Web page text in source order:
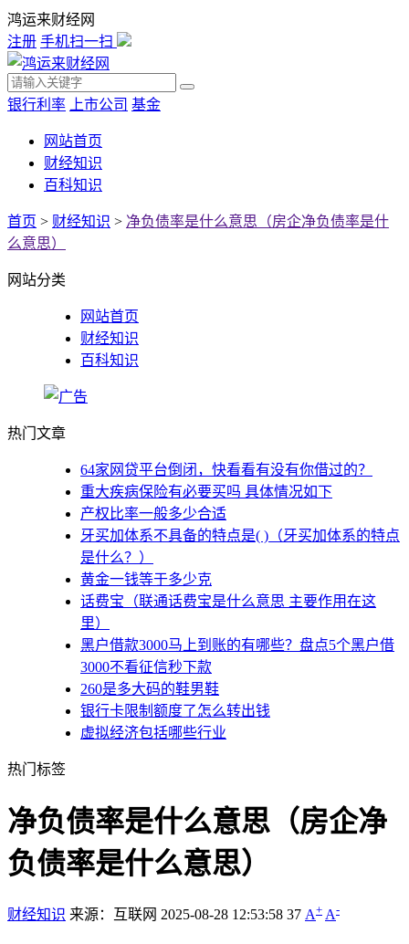
鸿运来财经网
注册 手机扫一扫
银行利率 上市公司 基金
网站首页
财经知识
百科知识
首页 > 财经知识 > 净负债率是什么意思（房企净负债率是什
么意思）
网站分类
网站首页
财经知识
百科知识
热门文章
64家网贷平台倒闭，快看看有没有你借过的？
重大疾病保险有必要买吗 具体情况如下
产权比率一般多少合适
牙买加体系不具备的特点是( )（牙买加体系的特点
是什么？）
黄金一钱等于多少克
话费宝（联通话费宝是什么意思 主要作用在这
里）
黑户借款3000马上到账的有哪些？盘点5个黑户借
3000不看征信秒下款
260是多大码的鞋男鞋
银行卡限制额度了怎么转出钱
虚拟经济包括哪些行业
热门标签
净负债率是什么意思（房企净
负债率是什么意思）
财经知识 来源：互联网 2025-08-28 12:53:58 37 A+ A-